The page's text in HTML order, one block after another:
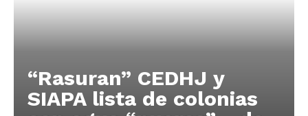
“Rasuran” CEDHJ y
SIAPA lista de colonias